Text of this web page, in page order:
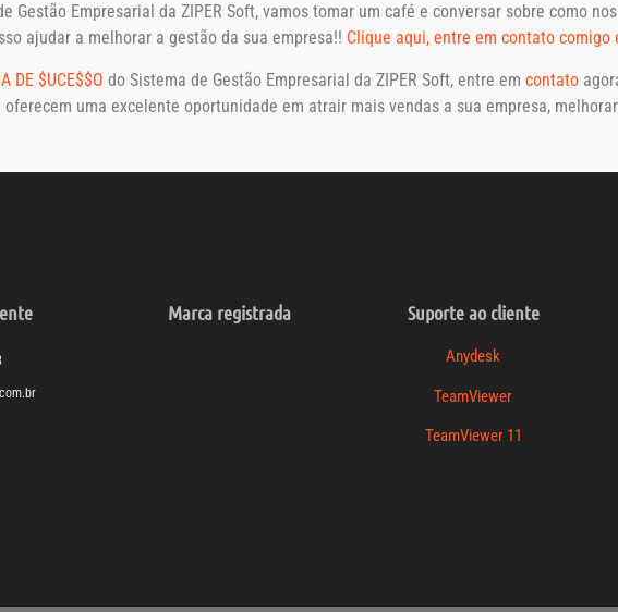
Gestão Empresarial da ZIPER Soft, vamos tomar um café e conversar sobre como
ajudar a melhorar a gestão da sua empresa!! Clique aqui, entre em contato comigo
DE $UCE$$O do Sistema de Gestão Empresarial da ZIPER Soft, entre em contato
uma excelente oportunidade em atrair mais vendas a sua empresa,
Marca registrada Suporte ao cliente
Anydesk
TeamViewer
TeamViewer 11